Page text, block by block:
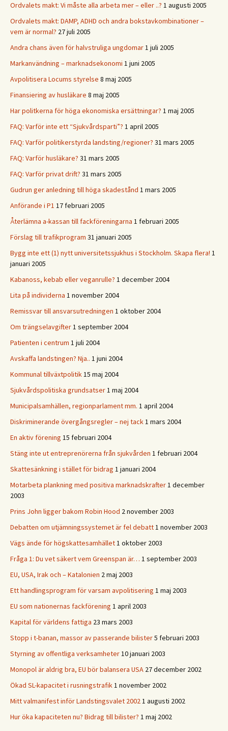
Ordvalets makt: Vi måste alla arbeta mer – eller ..? 1 augusti 2005
Ordvalets makt: DAMP, ADHD och andra bokstavkombinationer –
vem är normal? 27 juli 2005
Andra chans även för halvstruliga ungdomar1 juli 2005
Markanvändning – marknadsekonomi 1 juni 2005
Avpolitisera Locums styrelse 8 maj 2005
Finansiering av husläkare 8 maj 2005
Har politkerna för höga ekonomiska ersättningar? 1 maj 2005
FAQ: Varför inte ett “Sjukvårdsparti”? 1 april 2005
FAQ: Varför politikerstyrda landsting/regioner? 31 mars 2005
FAQ: Varför husläkare? 31 mars 2005
FAQ: Varför privat drift? 31 mars 2005
Gudrun ger anledning till höga skadestånd 1 mars 2005
Anförande i P1 17 februari 2005
Återlämna a-kassan till fackföreningarna 1 februari 2005
Förslag till trafikprogram 31 januari 2005
Bygg inte ett (1) nytt universitetssjukhus i Stockholm. Skapa flera! 1
januari 2005
Kabanoss, kebab eller veganrulle? 1 december 2004
Lita på individerna 1 november 2004
Remissvar till ansvarsutredningen 1 oktober 2004
Om trängselavgifter1 september 2004
Patienten i centrum 1 juli 2004
Avskaffa landstingen? Nja.. 1 juni 2004
Kommunal tillväxtpolitik15 maj 2004
Sjukvårdspolitiska grundsatser1 maj 2004
Municipalsamhällen, regionparlament mm. 1 april 2004
Diskriminerande övergångsregler – nej tack1 mars 2004
En aktiv förening 15 februari 2004
Stäng inte ut entreprenörerna från sjukvården 1 februari 2004
Skattesänkning i stället för bidrag 1 januari 2004
Motarbeta plankning med positiva marknadskrafter1 december
2003
Prins John ligger bakom Robin Hood 2 november 2003
Debatten om utjämningssystemet är fel debatt1 november 2003
Vägs ände för högskattesamhället1 oktober 2003
Fråga 1: Du vet säkert vem Greenspan är… 1 september 2003
EU, USA, Irak och – Katalonien 2 maj 2003
Ett handlingsprogram för varsam avpolitisering 1 maj 2003
EU som nationernas fackförening 1 april 2003
Kapital för världens fattiga 23 mars 2003
Stopp i t-banan, massor av passerande bilister5 februari 2003
Styrning av offentliga verksamheter10 januari 2003
Monopol är aldrig bra, EU bör balansera USA 27 december 2002
Ökad SL-kapacitet i rusningstrafik1 november 2002
Mitt valmanifest inför Landstingsvalet 20021 augusti 2002
Hur öka kapaciteten nu? Bidrag till bilister? 1 maj 2002